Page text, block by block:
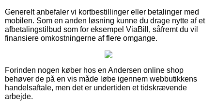
Generelt anbefaler vi kortbestillinger eller betalinger med
mobilen. Som en anden løsning kunne du drage nytte af et
afbetalingstilbud som for eksempel ViaBill, såfremt du vil
finansiere omkostningerne af flere omgange.
Forinden nogen køber hos en Andersen online shop
behøver de på en vis måde løbe igennem webbutikkens
handelsaftale, men det er undertiden et tidskrævende
arbejde.